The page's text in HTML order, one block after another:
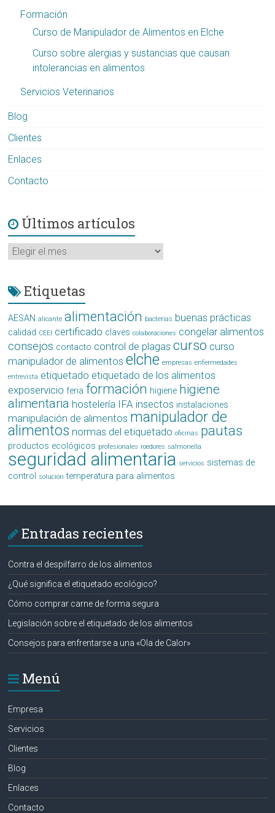
Formación
Curso de Manipulador de Alimentos en Elche
Curso sobre alergias y sustancias que causan
intolerancias en alimentos
Servicios Veterinarios
Blog
Clientes
Enlaces
Contacto
Últimos artículos
Últimos
artículos
Etiquetas
AESAN alicante alimentación bacterias buenas prácticas
calidad CEEI certificado claves colaboraciones congelar alimentos
consejos contacto control de plagas curso curso
manipulador de alimentos elche empresas enfermedades
entrevista etiquetado etiquetado de los alimentos
exposervicio feria formación higiene higiene
alimentaria hostelería IFA insectos instalaciones
manipulación de alimentos manipulador de
alimentos normas del etiquetado oficinas pautas
productos ecológicos profesionales roedores salmonella
seguridad alimentaria servicios sistemas de
control
solución temperatura para alimentos
Entradas recientes
Contra el despilfarro de los alimentos
¿Qué significa el etiquetado ecológico?
Cómo comprar carne de forma segura
Legislación sobre el etiquetado de los alimentos
Consejos para enfrentarse a una «Ola de Calor»
Menú
Empresa
Servicios
Clientes
Blog
Enlaces
Contacto